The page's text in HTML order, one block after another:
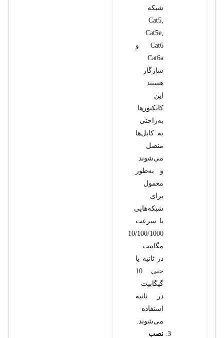
شبکه
Cat5,
Cat5e,
Cat6 و
Cat6a
سازگار
هستند.
این
کانکتورها
به‌راحتی
به کابل‌ها
متصل
می‌شوند
و به‌طور
معمول
برای
شبکه‌هایی
با سرعت
10/100/1000
مگابیت
در ثانیه یا
حتی 10
گیگابیت
در ثانیه
استفاده
می‌شوند.
نصب